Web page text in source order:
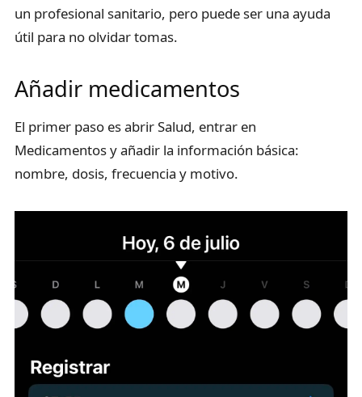
un profesional sanitario, pero puede ser una ayuda
útil para no olvidar tomas.
Añadir medicamentos
El primer paso es abrir Salud, entrar en
Medicamentos y añadir la información básica:
nombre, dosis, frecuencia y motivo.